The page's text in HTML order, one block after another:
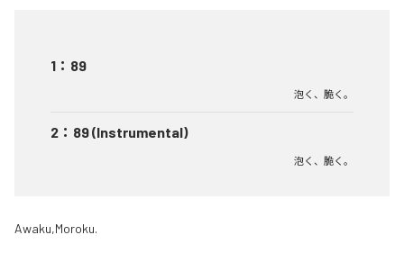
1 ： 89
泡く、脆く。
2 ： 89 (Instrumental)
泡く、脆く。
Awaku,Moroku.